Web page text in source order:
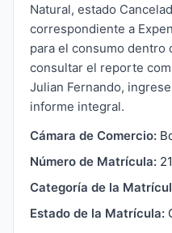
Natural, estado
correspondiente a
para el consumo dentro
consultar el reporte
Julian Fernando,
informe integral.
Cámara de Comercio:
Número de Matrícula:
Categoría de la
Estado de la Matrícula: